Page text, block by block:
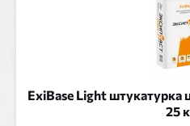
ExiBase Light штукатурка
25